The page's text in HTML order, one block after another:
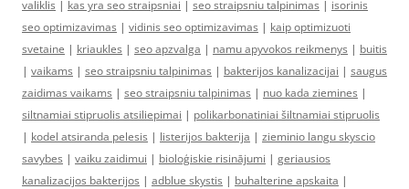
valiklis | kas yra seo straipsniai | seo straipsniu talpinimas | isorinis
seo optimizavimas | vidinis seo optimizavimas | kaip optimizuoti
svetaine | kriaukles | seo apzvalga | namu apyvokos reikmenys | buitis
| vaikams | seo straipsniu talpinimas | bakterijos kanalizacijai | saugus
zaidimas vaikams | seo straipsniu talpinimas | nuo kada ziemines |
siltnamiai stipruolis atsiliepimai | polikarbonatiniai šiltnamiai stipruolis
| kodel atsiranda pelesis | listerijos bakterija | zieminio langu skyscio
savybes | vaiku zaidimui | bioloģiskie risinājumi | geriausios
kanalizacijos bakterijos | adblue skystis | buhalterine apskaita |